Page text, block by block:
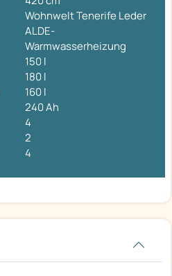
Wohnwelt Tenerife Leder
ALDE-
Warmwasserheizung
150 l
180 l
160 l
240 Ah
4
2
4